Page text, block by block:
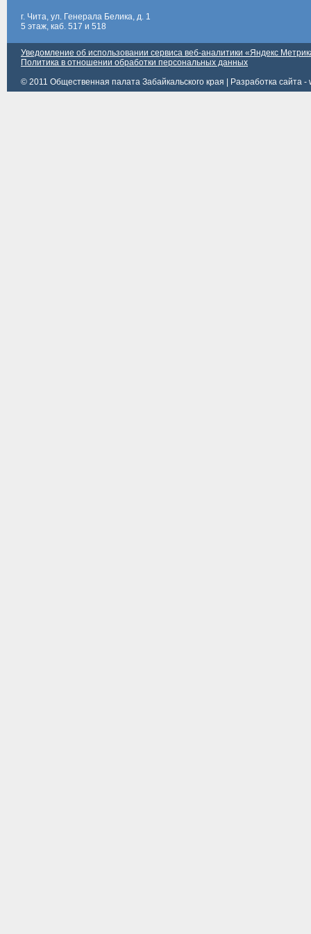
г. Чита, ул. Генерала Белика, д. 1
5 этаж, каб. 517 и 518
Уведомление об использовании сервиса веб-аналитики «Яндекс
Политика в отношении обработки персональных данных
© 2011 Общественная палата Забайкальского края |
Разработка сайта -